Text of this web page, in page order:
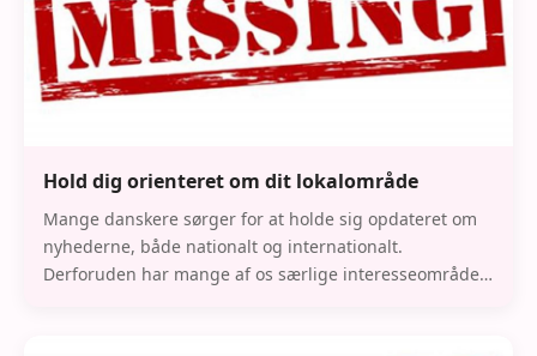
Hold dig orienteret om dit lokalområde
Mange danskere sørger for at holde sig opdateret om
nyhederne, både nationalt og internationalt.
Derforuden har mange af os særlige interesseområder,